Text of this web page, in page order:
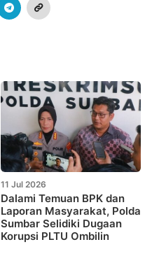
11 Jul 2026
Dalami Temuan BPK dan
Laporan Masyarakat, Polda
Sumbar Selidiki Dugaan
Korupsi PLTU Ombilin